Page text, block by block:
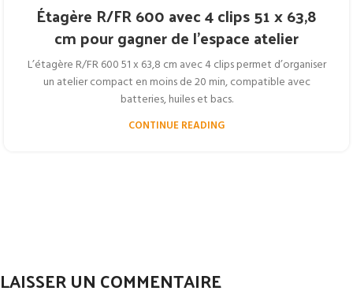
Étagère R/FR 600 avec 4 clips 51 x 63,8
cm pour gagner de l’espace atelier
L’étagère R/FR 600 51 x 63,8 cm avec 4 clips permet d’organiser
un atelier compact en moins de 20 min, compatible avec
batteries, huiles et bacs.
CONTINUE READING
LAISSER UN COMMENTAIRE